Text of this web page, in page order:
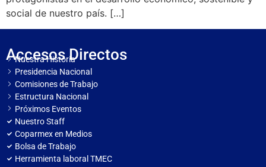
social de nuestro país. […]
Accesos Directos
Nuestra Historia
Presidencia Nacional
Comisiones de Trabajo
Estructura Nacional
Próximos Eventos
Nuestro Staff
Coparmex en Medios
Bolsa de Trabajo
Herramienta laboral TMEC